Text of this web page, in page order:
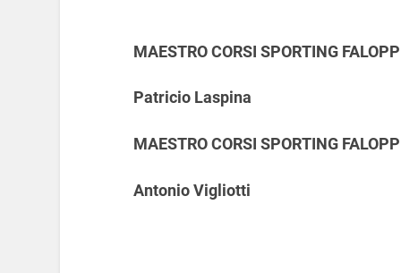
MAESTRO CORSI SPORTING
Patricio Laspina
MAESTRO CORSI SPORTING
Antonio Vigliotti